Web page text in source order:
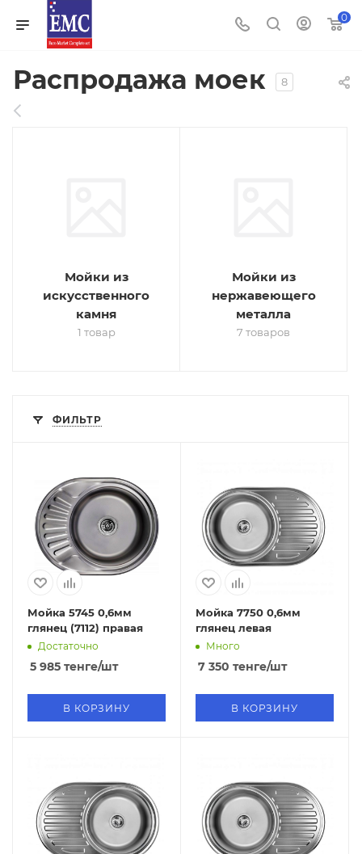
0
Распродажа моек 8
Мойки из
искусственного
камня
1 товар
Мойки из
нержавеющего
металла
7 товаров
ФИЛЬТР
Мойка 5745 0,6мм
глянец (7112) правая
Достаточно
5 985 тенге/шт
В КОРЗИНУ
Мойка 7750 0,6мм
глянец левая
Много
7 350 тенге/шт
В КОРЗИНУ